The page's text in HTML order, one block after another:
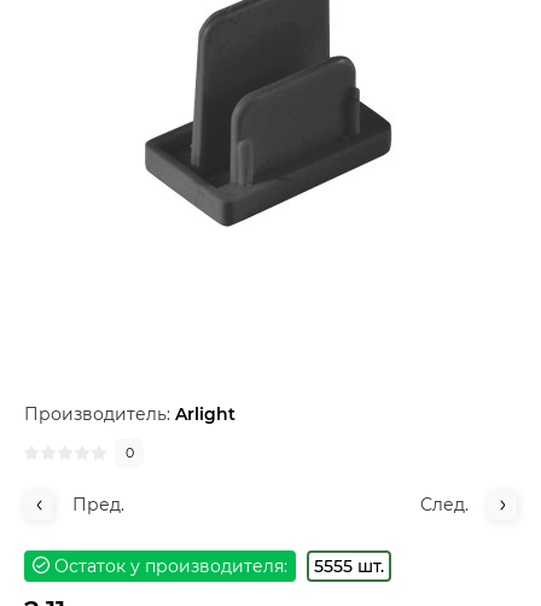
Производитель: Arlight
0
Пред. След.
Остаток у производителя: 5555 шт.